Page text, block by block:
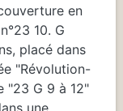
en
10. G
placé dans
"Révolution-
"23 G 9 à 12"
une